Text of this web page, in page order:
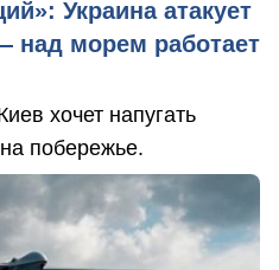
Украина атакует
морем работает
хочет напугать
побережье.